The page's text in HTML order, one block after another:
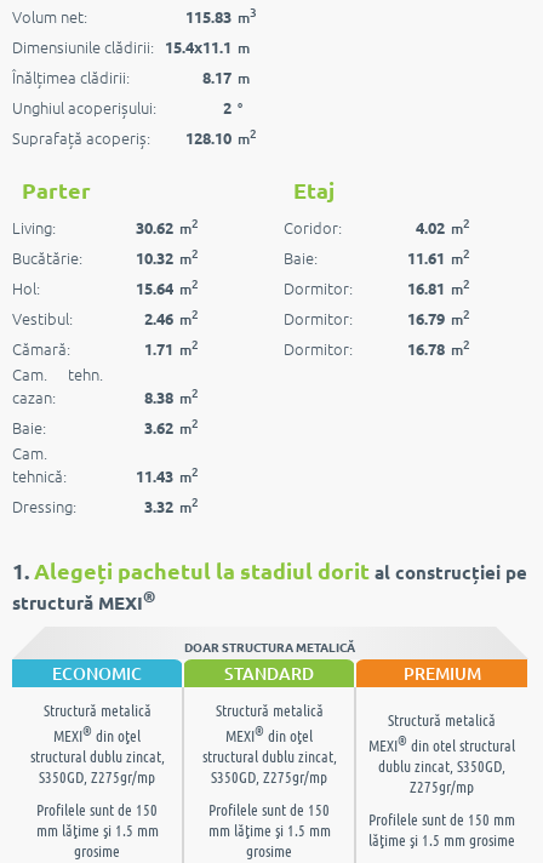
Volum net: 115.83 m3
Dimensiunile clădirii: 15.4x11.1 m
Înălțimea clădirii: 8.17 m
Unghiul acoperișului: 2 °
Suprafață acoperiș: 128.10 m2
Parter
Living: 30.62 m2
Bucătărie: 10.32 m2
Hol: 15.64 m2
Vestibul: 2.46 m2
Cămară: 1.71 m2
Cam. tehn.
cazan:
8.38 m2
Baie: 3.62 m2
Cam.
tehnică:
11.43 m2
Dressing: 3.32 m2
Etaj
Coridor: 4.02 m2
Baie: 11.61 m2
Dormitor: 16.81 m2
Dormitor: 16.79 m2
Dormitor: 16.78 m2
1.Alegeți pachetul la stadiul dorit al construcției pe
structură MEXI®
DOAR STRUCTURA METALICĂ
ECONOMIC STANDARD PREMIUM
Structură metalică
MEXI® din oţel
structural dublu zincat,
S350GD, Z275gr/mp
Profilele sunt de 150
mm lăţime şi 1.5 mm
grosime
Structură metalică
MEXI® din oţel
structural dublu zincat,
S350GD, Z275gr/mp
Profilele sunt de 150
mm lăţime şi 1.5 mm
grosime
Structură metalică
MEXI® din otel structural
dublu zincat, S350GD,
Z275gr/mp
Profilele sunt de 150 mm
lăţime şi 1.5 mm grosime